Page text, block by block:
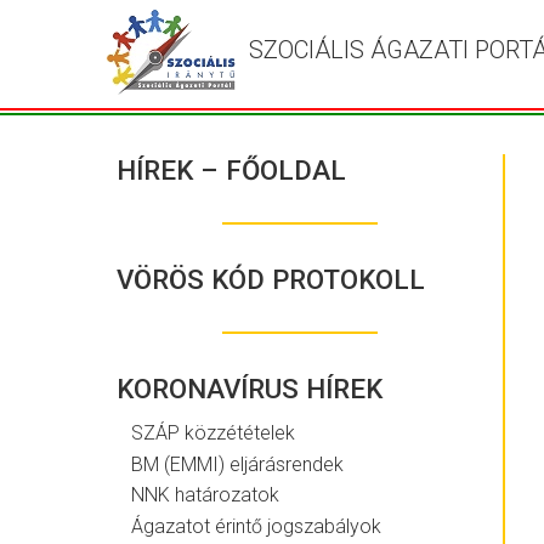
SZOCIÁLIS ÁGAZATI
HÍREK – FŐOLDAL
VÖRÖS KÓD PROTOKOLL
KORONAVÍRUS HÍREK
SZÁP közzétételek
BM (EMMI) eljárásrendek
NNK határozatok
Ágazatot érintő jogszabályok